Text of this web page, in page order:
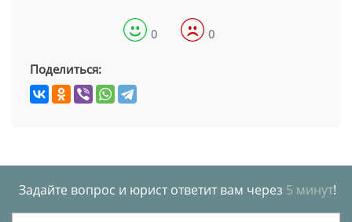
0 0
Поделиться:
Задайте вопрос и юрист ответит вам через 5 минут!